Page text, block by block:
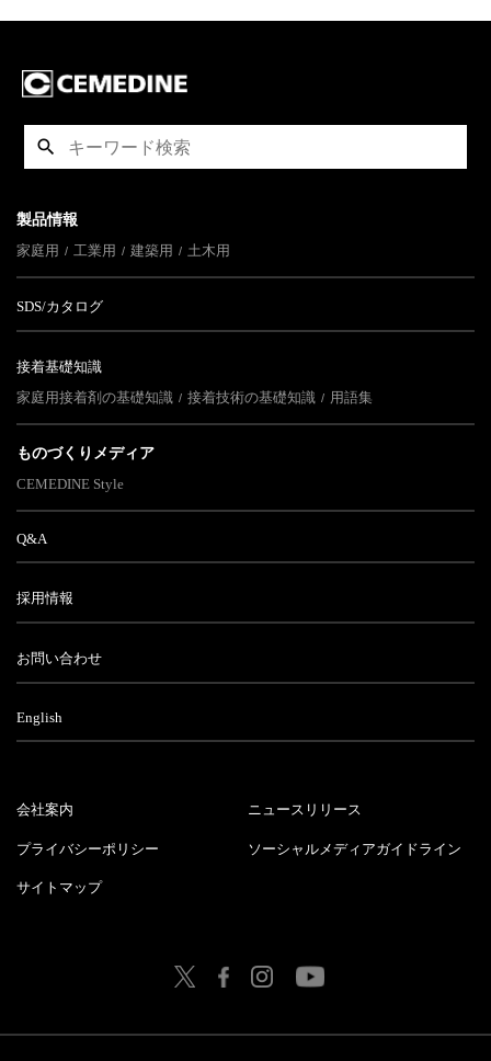
製品情報
家庭用
工業用 建築用 土木用
SDS/カタログ
接着基礎知識
家庭用接着剤の基礎知識
接着技術の基礎知識 用語集
ものづくりメディア
CEMEDINE Style
Q&A
採用情報
お問い合わせ
English
会社案内 ニュースリリース
プライバシーポリシー ソーシャルメディアガイドライン
サイトマップ